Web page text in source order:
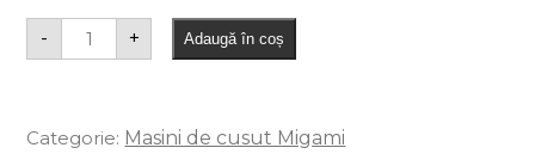
- + Adaugă în coș
Categorie: Masini de cusut Migami